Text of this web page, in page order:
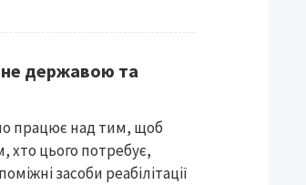
державою та
працює над тим, щоб
хто цього потребує,
засоби реабілітації